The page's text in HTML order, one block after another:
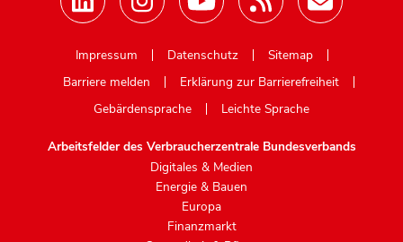
Impressum
Datenschutz
Sitemap
Barriere melden
Erklärung zur Barrierefreiheit
Gebärdensprache
Leichte Sprache
Arbeitsfelder des Verbraucherzentrale Bundesverbands
Digitales & Medien
Energie & Bauen
Europa
Finanzmarkt